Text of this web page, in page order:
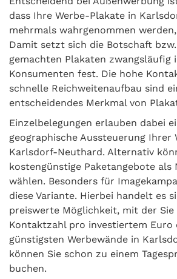
dass Ihre Werbe-Plakate in
mehrmals wahrgenommen
Damit setzt sich die Botschaft
gemachten Plakaten zwangsläufig
Konsumenten fest. Die hohe
schnelle Reichweitenaufbau sind
entscheidendes Merkmal von
Einzelbelegungen erlauben dabei
geographische Aussteuerung Ihrer
Karlsdorf-Neuthard. Alternativ
kostengünstige Paketangebote als
wählen. Besonders für
diese Variante. Hierbei handelt es
preiswerte Möglichkeit, mit der Sie
Kontaktzahl pro investiertem Euro
günstigsten Werbewände in
können Sie schon zu einem
buchen.